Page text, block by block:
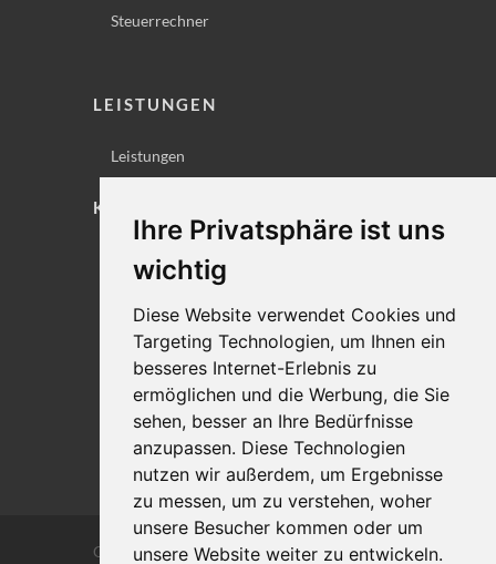
Ihre Privatsphäre ist uns
wichtig
Diese Website verwendet Cookies und
Targeting Technologien, um Ihnen ein
besseres Internet-Erlebnis zu
ermöglichen und die Werbung, die Sie
sehen, besser an Ihre Bedürfnisse
anzupassen. Diese Technologien
nutzen wir außerdem, um Ergebnisse
zu messen, um zu verstehen, woher
unsere Besucher kommen oder um
unsere Website weiter zu entwickeln.
Steuerrechner
LEISTUNGEN
Leistungen
KONTAKT
Lageplan
Datenschutz
Cookie-Einstellungen
Copyrights © 2026 Alle Rechte vorbehalten